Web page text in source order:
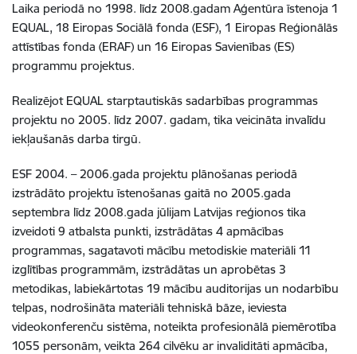
Laika periodā no 1998. līdz 2008.gadam Aģentūra īstenoja 1
EQUAL, 18 Eiropas Sociālā fonda (ESF), 1 Eiropas Reģionālās
attīstības fonda (ERAF) un 16 Eiropas Savienības (ES)
programmu projektus.
Realizējot EQUAL starptautiskās sadarbības programmas
projektu no 2005. līdz 2007. gadam, tika veicināta invalīdu
iekļaušanās darba tirgū.
ESF 2004. – 2006.gada projektu plānošanas periodā
izstrādāto projektu īstenošanas gaitā no 2005.gada
septembra līdz 2008.gada jūlijam Latvijas reģionos tika
izveidoti 9 atbalsta punkti, izstrādātas 4 apmācības
programmas, sagatavoti mācību metodiskie materiāli 11
izglītības programmām, izstrādātas un aprobētas 3
metodikas, labiekārtotas 19 mācību auditorijas un nodarbību
telpas, nodrošināta materiāli tehniskā bāze, ieviesta
videokonferenču sistēma, noteikta profesionālā piemērotība
1055 personām, veikta 264 cilvēku ar invaliditāti apmācība,